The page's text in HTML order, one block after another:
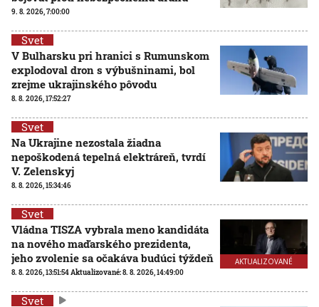
9. 8. 2026, 7:00:00
Svet
V Bulharsku pri hranici s Rumunskom
explodoval dron s výbušninami, bol
zrejme ukrajinského pôvodu
8. 8. 2026, 17:52:27
Svet
Na Ukrajine nezostala žiadna
nepoškodená tepelná elektráreň, tvrdí
V. Zelenskyj
8. 8. 2026, 15:34:46
AKTUALIZOVANÉ
Svet
Vládna TISZA vybrala meno kandidáta
na nového maďarského prezidenta,
jeho zvolenie sa očakáva budúci týždeň
8. 8. 2026, 13:51:54Aktualizované:8. 8. 2026, 14:49:00
Svet